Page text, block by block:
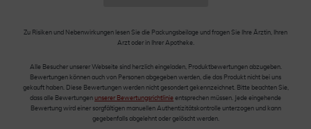
Zu Risiken und Nebenwirkungen lesen Sie die Packungsbeilage und fragen Sie Ihre Ärztin, Ihren
Arzt oder in Ihrer Apotheke.
Alle Besucher unserer Webseite sind herzlich eingeladen, Produktbewertungen abzugeben.
Bewertungen können auch von Personen abgegeben werden, die das Produkt nicht bei uns
gekauft haben. Diese Bewertungen werden nicht gesondert gekennzeichnet. Bitte beachten Sie,
dass alle Bewertungen unserer Bewertungsrichtlinie entsprechen müssen. Jede eingehende
Bewertung wird einer sorgfältigen manuellen Authentizitätskontrolle unterzogen und kann
gegebenfalls abgelehnt oder gelöscht werden.